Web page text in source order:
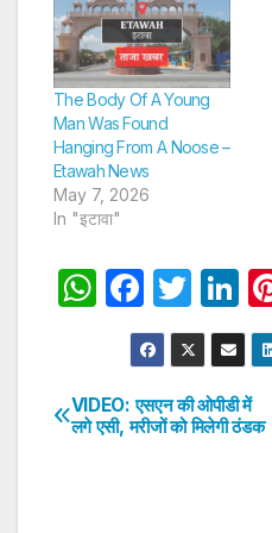
The Body Of A Young
Man Was Found
Hanging From A Noose –
Etawah News
May 7, 2026
In "इटावा"
W
s
A
F
a
c
e
b
T
w
itt
er
Li
n
k
e
dI
Post
VIDEO: एसएन की ओपीडी में
लगे एसी, मरीजों को मिलेगी ठंडक